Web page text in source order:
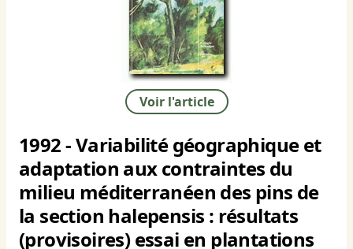
Voir l'article
1992 - Variabilité géographique et
adaptation aux contraintes du
milieu méditerranéen des pins de
la section halepensis : résultats
(provisoires) essai en plantations